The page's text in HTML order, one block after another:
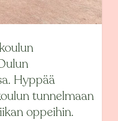
Hyppää
tunnelmaan
oppeihin.